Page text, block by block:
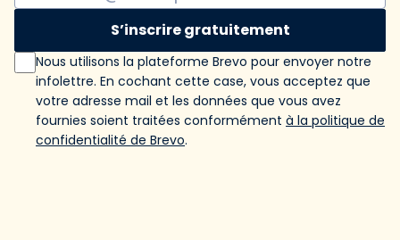
S’inscrire gratuitement
Nous utilisons la plateforme Brevo pour envoyer notre
infolettre. En cochant cette case, vous acceptez que
votre adresse mail et les données que vous avez
fournies soient traitées conformément à la politique de
confidentialité de Brevo.